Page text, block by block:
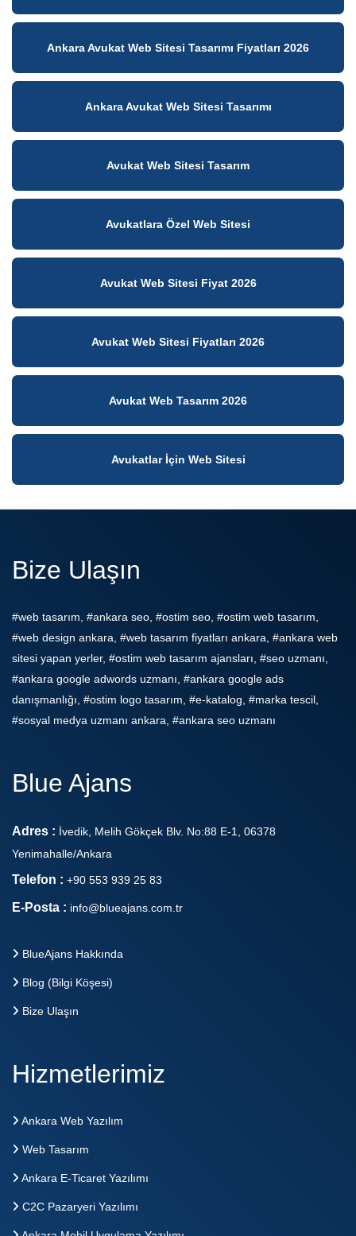
Ankara Avukat Web Sitesi Tasarımı Fiyatları 2026
Ankara Avukat Web Sitesi Tasarımı
Avukat Web Sitesi Tasarım
Avukatlara Özel Web Sitesi
Avukat Web Sitesi Fiyat 2026
Avukat Web Sitesi Fiyatları 2026
Avukat Web Tasarım 2026
Avukatlar İçin Web Sitesi
Bize Ulaşın
#web tasarım, #ankara seo, #ostim seo, #ostim web tasarım,
#web design ankara, #web tasarım fiyatları ankara, #ankara web
sitesi yapan yerler, #ostim web tasarım ajansları, #seo uzmanı,
#ankara google adwords uzmanı, #ankara google ads
danışmanlığı, #ostim logo tasarım, #e-katalog, #marka tescil,
#sosyal medya uzmanı ankara, #ankara seo uzmanı
Blue Ajans
Adres : İvedik, Melih Gökçek Blv. No:88 E-1, 06378
Yenimahalle/Ankara
Telefon : +90 553 939 25 83
E-Posta : info@blueajans.com.tr
BlueAjans Hakkında
Blog (Bilgi Köşesi)
Bize Ulaşın
Hizmetlerimiz
Ankara Web Yazılım
Web Tasarım
Ankara E-Ticaret Yazılımı
C2C Pazaryeri Yazılımı